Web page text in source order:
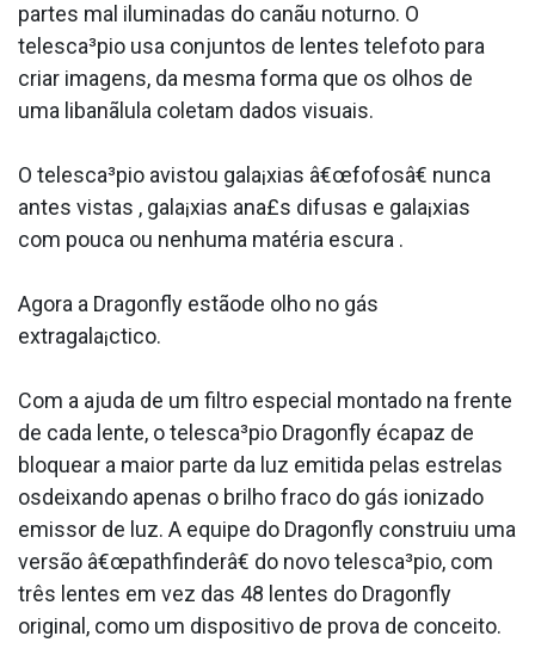
partes mal iluminadas do canãu noturno. O
telesca³pio usa conjuntos de lentes telefoto para
criar imagens, da mesma forma que os olhos de
uma libanãlula coletam dados visuais.
O telesca³pio avistou gala¡xias â€œfofosâ€ nunca
antes vistas , gala¡xias ana£s difusas e gala¡xias
com pouca ou nenhuma matéria escura .
Agora a Dragonfly estãode olho no gás
extragala¡ctico.
Com a ajuda de um filtro especial montado na frente
de cada lente, o telesca³pio Dragonfly écapaz de
bloquear a maior parte da luz emitida pelas estrelas
osdeixando apenas o brilho fraco do gás ionizado
emissor de luz. A equipe do Dragonfly construiu uma
versão â€œpathfinderâ€ do novo telesca³pio, com
três lentes em vez das 48 lentes do Dragonfly
original, como um dispositivo de prova de conceito.